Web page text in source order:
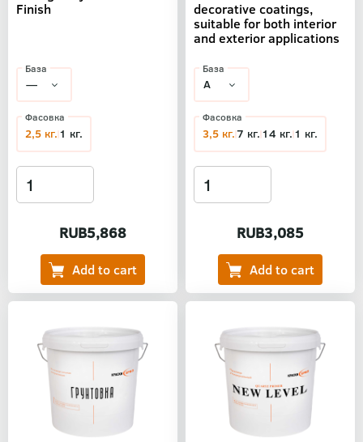
Finish
RUB5,868
База
Фасовка
2,5 кг. 1 кг.
decorative coatings,
suitable for both interior
and exterior applications
RUB3,085
База
Фасовка
3,5 кг.7 кг. 14 кг. 1 кг.